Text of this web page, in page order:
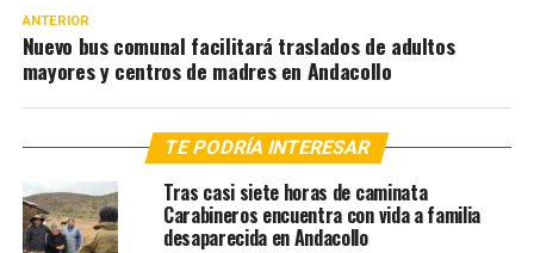
ANTERIOR
Nuevo bus comunal facilitará traslados de adultos
mayores y centros de madres en Andacollo
TE PODRÍA INTERESAR
Tras casi siete horas de caminata
Carabineros encuentra con vida a familia
desaparecida en Andacollo